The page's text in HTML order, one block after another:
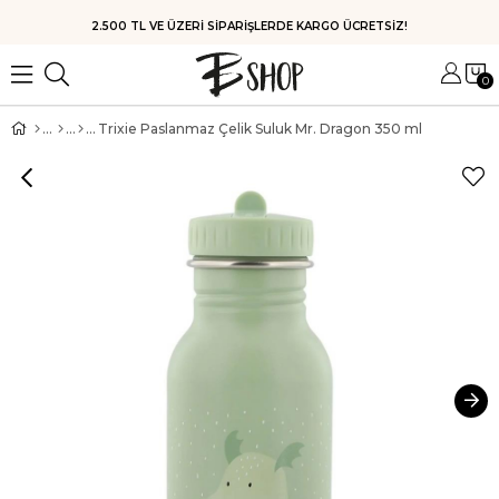
HIZLI KARGO
0
Trixie Paslanmaz Çelik Suluk Mr. Dragon 350 ml